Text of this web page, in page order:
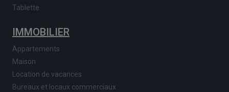
Tablette
IMMOBILIER
Appartements
Maison
Location de vacances
Bureaux et locaux commerciaux